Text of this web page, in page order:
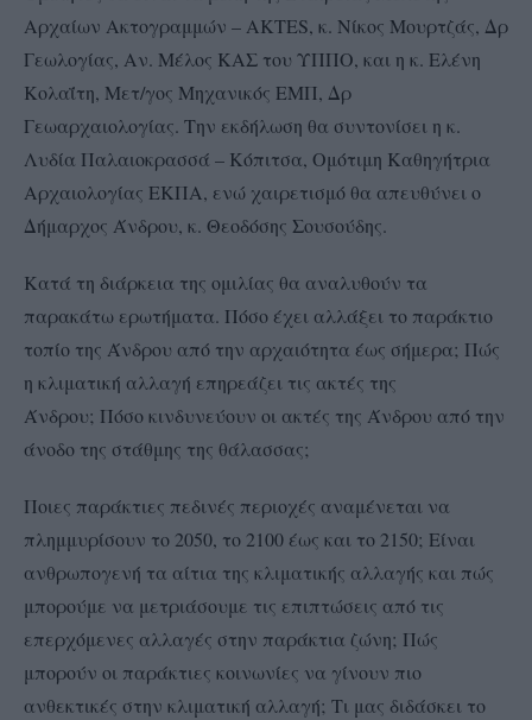
Αρχαίων Ακτογραμμών – AKTES, κ. Νίκος Μουρτζάς, Δρ
Γεωλογίας, Αν. Μέλος ΚΑΣ του ΥΠΠΟ, και η κ. Ελένη
Κολαΐτη, Μετ/γος Μηχανικός ΕΜΠ, Δρ
Γεωαρχαιολογίας. Την εκδήλωση θα συντονίσει η κ.
Λυδία Παλαιοκρασσά – Κόπιτσα, Ομότιμη Καθηγήτρια
Αρχαιολογίας ΕΚΠΑ, ενώ χαιρετισμό θα απευθύνει ο
Δήμαρχος Άνδρου, κ. Θεοδόσης Σουσούδης.
Κατά τη διάρκεια της ομιλίας θα αναλυθούν τα
παρακάτω ερωτήματα. Πόσο έχει αλλάξει το παράκτιο
τοπίο της Άνδρου από την αρχαιότητα έως σήμερα; Πώς
η κλιματική αλλαγή επηρεάζει τις ακτές της
Άνδρου; Πόσο κινδυνεύουν οι ακτές της Άνδρου από την
άνοδο της στάθμης της θάλασσας;
Ποιες παράκτιες πεδινές περιοχές αναμένεται να
πλημμυρίσουν το 2050, το 2100 έως και το 2150; Είναι
ανθρωπογενή τα αίτια της κλιματικής αλλαγής και πώς
μπορούμε να μετριάσουμε τις επιπτώσεις από τις
επερχόμενες αλλαγές στην παράκτια ζώνη; Πώς
μπορούν οι παράκτιες κοινωνίες να γίνουν πιο
ανθεκτικές στην κλιματική αλλαγή; Τι μας διδάσκει το